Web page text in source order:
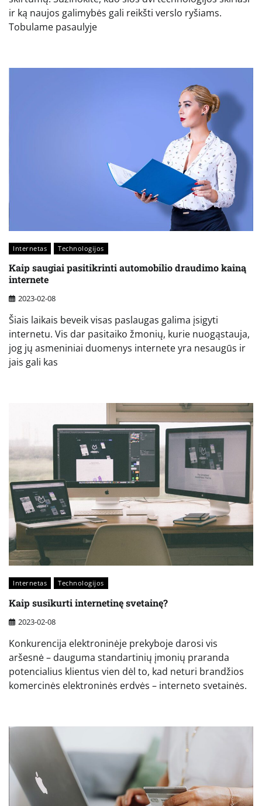
ir ką naujos galimybės gali reikšti verslo ryšiams.
Tobulame pasaulyje
Internetas Technologijos
Kaip saugiai pasitikrinti automobilio draudimo kainą
internete
2023-02-08
Šiais laikais beveik visas paslaugas galima įsigyti
internetu. Vis dar pasitaiko žmonių, kurie nuogąstauja,
jog jų asmeniniai duomenys internete yra nesaugūs ir
jais gali kas
Internetas Technologijos
Kaip susikurti internetinę svetainę?
2023-02-08
Konkurencija elektroninėje prekyboje darosi vis
aršesnė – dauguma standartinių įmonių praranda
potencialius klientus vien dėl to, kad neturi brandžios
komercinės elektroninės erdvės – interneto svetainės.